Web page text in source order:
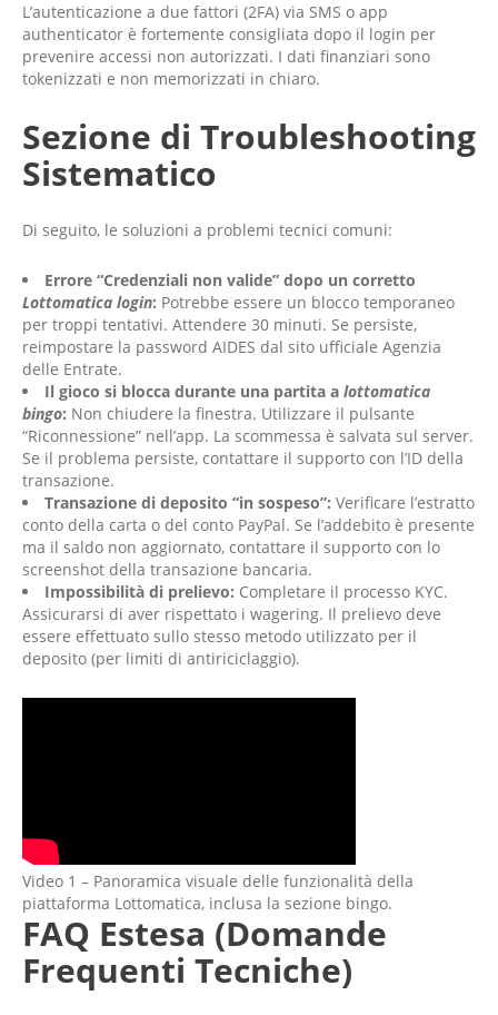
L’autenticazione a due fattori (2FA) via SMS o app
authenticator è fortemente consigliata dopo il login per
prevenire accessi non autorizzati. I dati finanziari sono
tokenizzati e non memorizzati in chiaro.
Sezione di Troubleshooting
Sistematico
Di seguito, le soluzioni a problemi tecnici comuni:
Errore “Credenziali non valide” dopo un corretto
Lottomatica login: Potrebbe essere un blocco temporaneo
per troppi tentativi. Attendere 30 minuti. Se persiste,
reimpostare la password AIDES dal sito ufficiale Agenzia
delle Entrate.
Il gioco si blocca durante una partita a lottomatica
bingo: Non chiudere la finestra. Utilizzare il pulsante
“Riconnessione” nell’app. La scommessa è salvata sul server.
Se il problema persiste, contattare il supporto con l’ID della
transazione.
Transazione di deposito “in sospeso”: Verificare l’estratto
conto della carta o del conto PayPal. Se l’addebito è presente
ma il saldo non aggiornato, contattare il supporto con lo
screenshot della transazione bancaria.
Impossibilità di prelievo: Completare il processo KYC.
Assicurarsi di aver rispettato i wagering. Il prelievo deve
essere effettuato sullo stesso metodo utilizzato per il
deposito (per limiti di antiriciclaggio).
Video 1 – Panoramica visuale delle funzionalità della
piattaforma Lottomatica, inclusa la sezione bingo.
FAQ Estesa (Domande
Frequenti Tecniche)